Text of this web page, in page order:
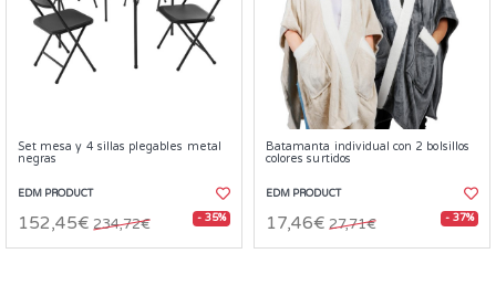
Set mesa y 4 sillas plegables metal
negras
EDM PRODUCT
152,45€ 234,72€ - 35%
Batamanta individual con 2 bolsillos
colores surtidos
EDM PRODUCT
17,46€ 27,71€ - 37%